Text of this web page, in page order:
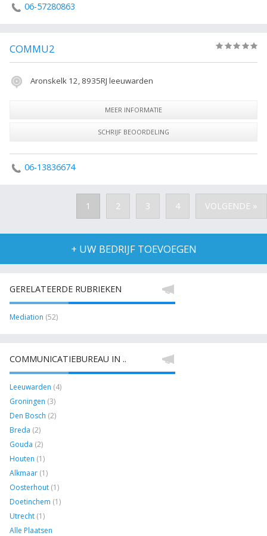
06-57280863
COMMU2
Aronskelk 12, 8935RJ leeuwarden
MEER INFORMATIE
SCHRIJF BEOORDELING
06-13836674
1 2 3 4 VOLGENDE »
+ UW BEDRIJF TOEVOEGEN
GERELATEERDE RUBRIEKEN
Mediation (52)
COMMUNICATIEBUREAU IN ..
Leeuwarden (4)
Groningen (3)
Den Bosch (2)
Breda (2)
Gouda (2)
Houten (1)
Alkmaar (1)
Oosterhout (1)
Doetinchem (1)
Utrecht (1)
Alle Plaatsen